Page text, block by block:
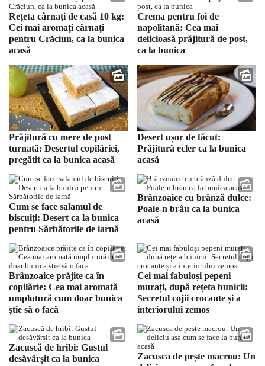
Rețeta cârnați de casă 10 kg:
Cei mai aromați cârnați
pentru Crăciun, ca la bunica
acasă
Crema pentru foi de
napolitană: Cea mai
delicioasă prăjitură de post,
ca la bunica
Prăjitură cu mere de post
turnată: Desertul copilăriei,
pregătit ca la bunica acasă
Desert ușor de făcut:
Prăjitură ecler ca la bunica
acasă
Cum se face salamul de
biscuiți: Desert ca la bunica
pentru Sărbătorile de iarnă
Brânzoaice cu brânză dulce:
Poale-n brâu ca la bunica
acasă
Brânzoaice prăjite ca în
copilărie: Cea mai aromată
umplutură cum doar bunica
știe să o facă
Cei mai fabuloși pepeni
murați, după rețeta bunicii:
Secretul cojii crocante și a
interiorului zemos
Zacuscă de hribi: Gustul
desăvârșit ca la bunica
Zacusca de pește macrou: Un